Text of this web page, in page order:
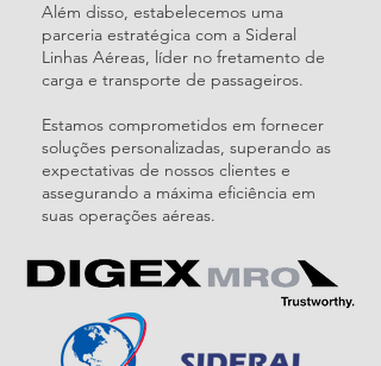
Além disso, estabelecemos uma
parceria estratégica com a Sideral
Linhas Aéreas, líder no fretamento de
carga e transporte de passageiros.
Estamos comprometidos em fornecer
soluções personalizadas, superando as
expectativas de nossos clientes e
assegurando a máxima eficiência em
suas operações aéreas.